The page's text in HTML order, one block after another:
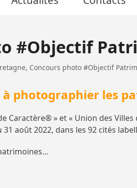
#Objectif
, Concours photo #Objectif
photographier les
Caractère® » et « Union des
août 2022, dans les 92 cités